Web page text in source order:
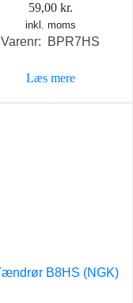
59,00 kr.
inkl. moms
Varenr: BPR7HS
Læs mere